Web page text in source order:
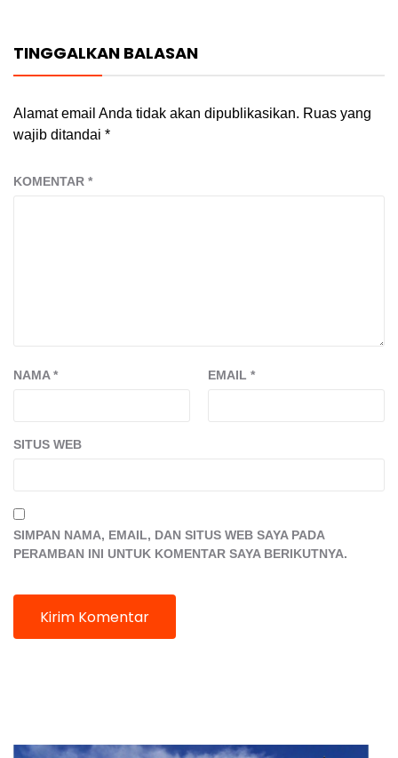
TINGGALKAN BALASAN
Alamat email Anda tidak akan dipublikasikan. Ruas yang
wajib ditandai *
KOMENTAR *
NAMA* EMAIL *
SITUS WEB
SIMPAN NAMA, EMAIL, DAN SITUS WEB SAYA PADA
PERAMBAN INI UNTUK KOMENTAR SAYA BERIKUTNYA.